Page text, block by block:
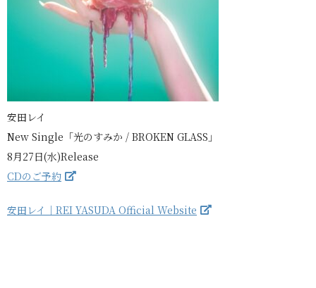
安田レイ
New Single「光のすみか / BROKEN GLASS」
8月27日(水)Release
CDのご予約
安田レイ｜REI YASUDA Official Website